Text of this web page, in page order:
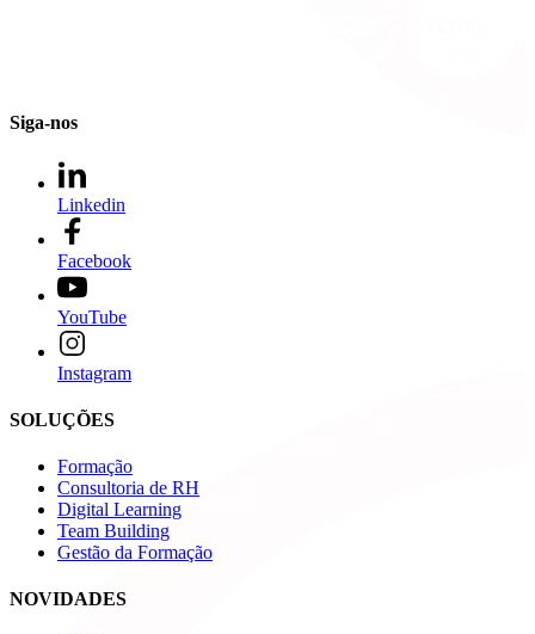
Siga-nos
Linkedin
Facebook
YouTube
Instagram
SOLUÇÕES
Formação
Consultoria de RH
Digital Learning
Team Building
Gestão da Formação
NOVIDADES